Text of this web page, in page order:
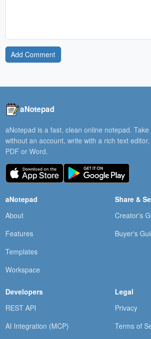
Add Comment
aNotepad
aNotepad is a fast, clean online notepad.
without an account, write with a rich text
PDF or Word.
aNotepad
About
Features
Templates
Workspace
Share &
Creator's
Buyer's
Developers
REST API
AI Integration (MCP)
Legal
Privacy
Terms of